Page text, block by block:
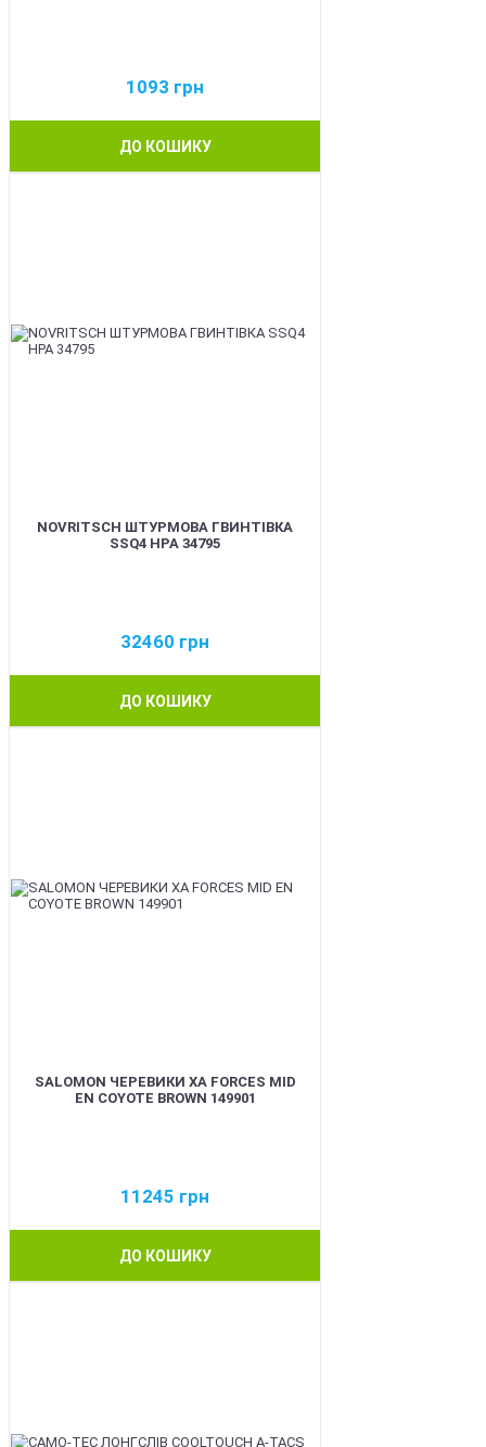
1093 грн
ДО КОШИКУ
NOVRITSCH ШТУРМОВА ГВИНТІВКА
SSQ4 HPA 34795
32460 грн
ДО КОШИКУ
SALOMON ЧЕРЕВИКИ XA FORCES MID
EN COYOTE BROWN 149901
11245 грн
ДО КОШИКУ